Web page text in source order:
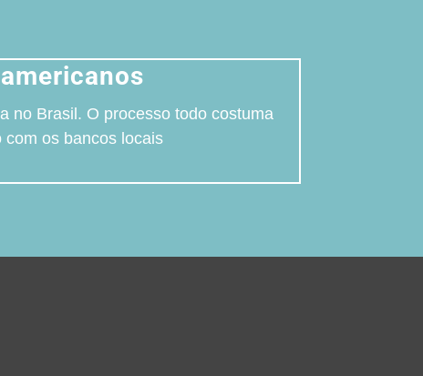
no Brasil. O processo todo costuma
os bancos locais